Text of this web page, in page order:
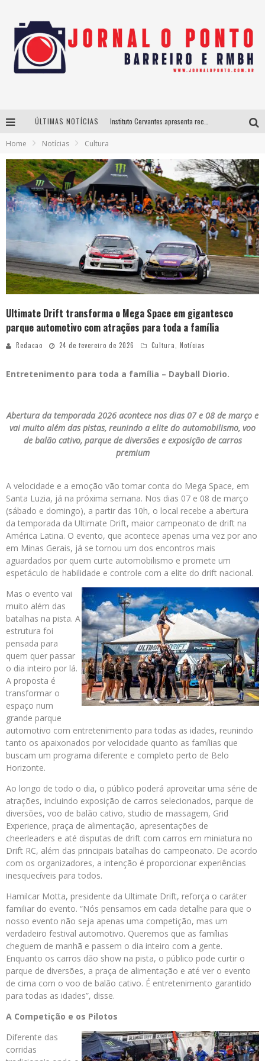
ÚLTIMAS NOTÍCIAS
BH recebe nesta quinta-feira lançamento do jogo “Coleta Seletiva” com roda de conversa entre agentes da sustentabilidade
Projeta Cultura abre inscrições gratuitas em São João del-Rei para oficinas de elaboração de projetos culturais e inteligência artificial
Home Notícias Cultura
Ultimate Drift transforma o Mega Space em gigantesco
parque automotivo com atrações para toda a família
Redacao 24 de fevereiro de 2026 Cultura, Notícias
Entretenimento para toda a família – Dayball Diorio.
Abertura da temporada 2026 acontece nos dias 07 e 08 de março e
vai muito além das pistas, reunindo a elite do automobilismo, voo
de balão cativo, parque de diversões e exposição de carros
premium
A velocidade e a emoção vão tomar conta do Mega Space, em
Santa Luzia, já na próxima semana. Nos dias 07 e 08 de março
(sábado e domingo), a partir das 10h, o local recebe a abertura
da temporada da Ultimate Drift, maior campeonato de drift na
América Latina. O evento, que acontece apenas uma vez por ano
em Minas Gerais, já se tornou um dos encontros mais
aguardados por quem curte automobilismo e promete um
espetáculo de habilidade e controle com a elite do drift nacional.
Mas o evento vai
muito além das
batalhas na pista. A
estrutura foi
pensada para
quem quer passar
o dia inteiro por lá.
A proposta é
transformar o
espaço num
grande parque
automotivo com entretenimento para todas as idades, reunindo
tanto os apaixonados por velocidade quanto as famílias que
buscam um programa diferente e completo perto de Belo
Horizonte.
Ao longo de todo o dia, o público poderá aproveitar uma série de
atrações, incluindo exposição de carros selecionados, parque de
diversões, voo de balão cativo, studio de massagem, Grid
Experience, praça de alimentação, apresentações de
cheerleaders e até disputas de drift com carros em miniatura no
Drift RC, além das principais batalhas do campeonato. De acordo
com os organizadores, a intenção é proporcionar experiências
inesquecíveis para todos.
Hamilcar Motta, presidente da Ultimate Drift, reforça o caráter
familiar do evento. “Nós pensamos em cada detalhe para que o
nosso evento não seja apenas uma competição, mas um
verdadeiro festival automotivo. Queremos que as famílias
cheguem de manhã e passem o dia inteiro com a gente.
Enquanto os carros dão show na pista, o público pode curtir o
parque de diversões, a praça de alimentação e até ver o evento
de cima com o voo de balão cativo. É entretenimento garantido
para todas as idades”, disse.
A Competição e os Pilotos
Diferente das
corridas